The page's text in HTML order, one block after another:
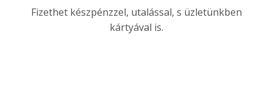
Fizethet készpénzzel, utalással, s üzletünkben
kártyával is.